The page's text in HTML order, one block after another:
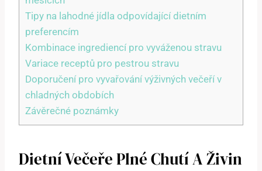
Tipy na lahodné jídla odpovídající dietním
preferencím
Kombinace ingrediencí pro vyváženou stravu
Variace receptů pro pestrou stravu
Doporučení pro vyvařování výživných večeří v
chladných obdobích
Závěrečné poznámky
Dietní Večeře Plné Chutí A Živin